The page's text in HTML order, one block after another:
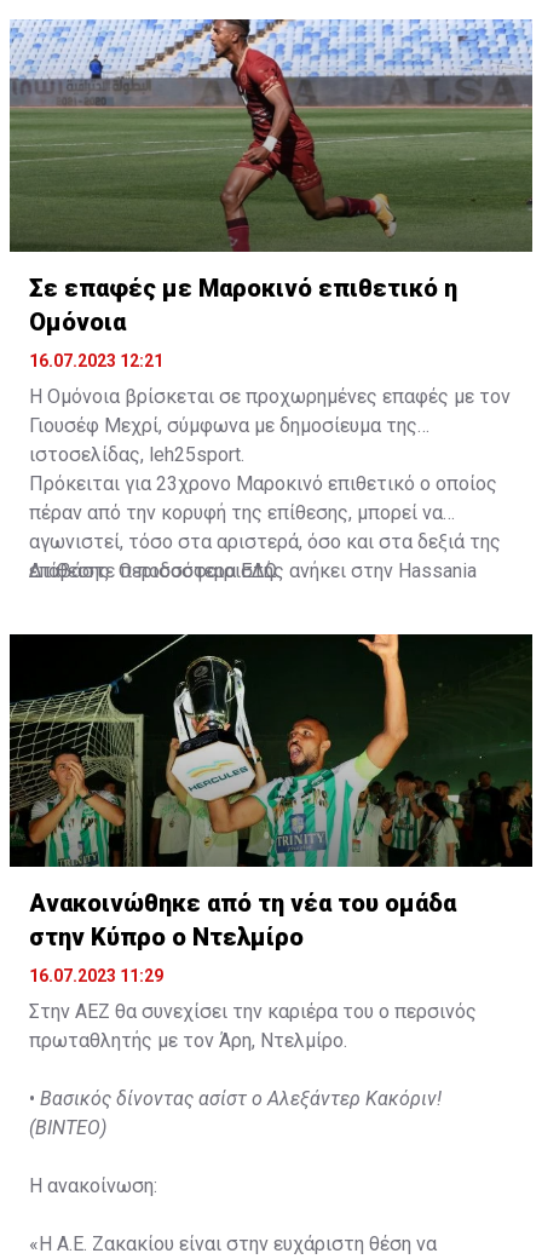
δώοσυν το παρών τους στην απογευματινή προπόνηση
της ομάδας.
Σε επαφές με Μαροκινό επιθετικό η
Ομόνοια
16.07.2023 12:21
Η Ομόνοια βρίσκεται σε προχωρημένες επαφές με τον
Γιουσέφ Μεχρί, σύμφωνα με δημοσίευμα της
ιστοσελίδας, leh25sport.
Πρόκειται για 23χρονο Μαροκινό επιθετικό ο οποίος
πέραν από την κορυφή της επίθεσης, μπορεί να
αγωνιστεί, τόσο στα αριστερά, όσο και στα δεξιά της
επίθεσης. Ο ποδοσφαιριστής ανήκει στην Hassania
2026.
Διαβάστε περισσότεραΕΔΩ.
Ανακοινώθηκε από τη νέα του ομάδα
στην Κύπρο ο Ντελμίρο
16.07.2023 11:29
Στην ΑΕΖ θα συνεχίσει την καριέρα του ο περσινός
πρωταθλητής με τον Άρη, Ντελμίρο.
• Βασικός δίνοντας ασίστ ο Αλεξάντερ Κακόριν!
(ΒΙΝΤΕΟ)
Η ανακοίνωση:
«Η Α.Ε. Ζακακίου είναι στην ευχάριστη θέση να